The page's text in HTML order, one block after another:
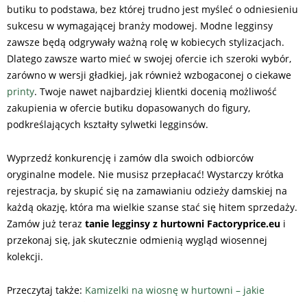
butiku to podstawa, bez której trudno jest myśleć o odniesieniu
sukcesu w wymagającej branży modowej. Modne legginsy
zawsze będą odgrywały ważną rolę w kobiecych stylizacjach.
Dlatego zawsze warto mieć w swojej ofercie ich szeroki wybór,
zarówno w wersji gładkiej, jak również wzbogaconej o ciekawe
printy. Twoje nawet najbardziej klientki docenią możliwość
zakupienia w ofercie butiku dopasowanych do figury,
podkreślających kształty sylwetki legginsów.
Wyprzedź konkurencję i zamów dla swoich odbiorców
oryginalne modele. Nie musisz przepłacać! Wystarczy krótka
rejestracja, by skupić się na zamawianiu odzieży damskiej na
każdą okazję, która ma wielkie szanse stać się hitem sprzedaży.
Zamów już teraz tanie legginsy z hurtowni Factoryprice.eu i
przekonaj się, jak skutecznie odmienią wygląd wiosennej
kolekcji.
Przeczytaj także: Kamizelki na wiosnę w hurtowni – jakie